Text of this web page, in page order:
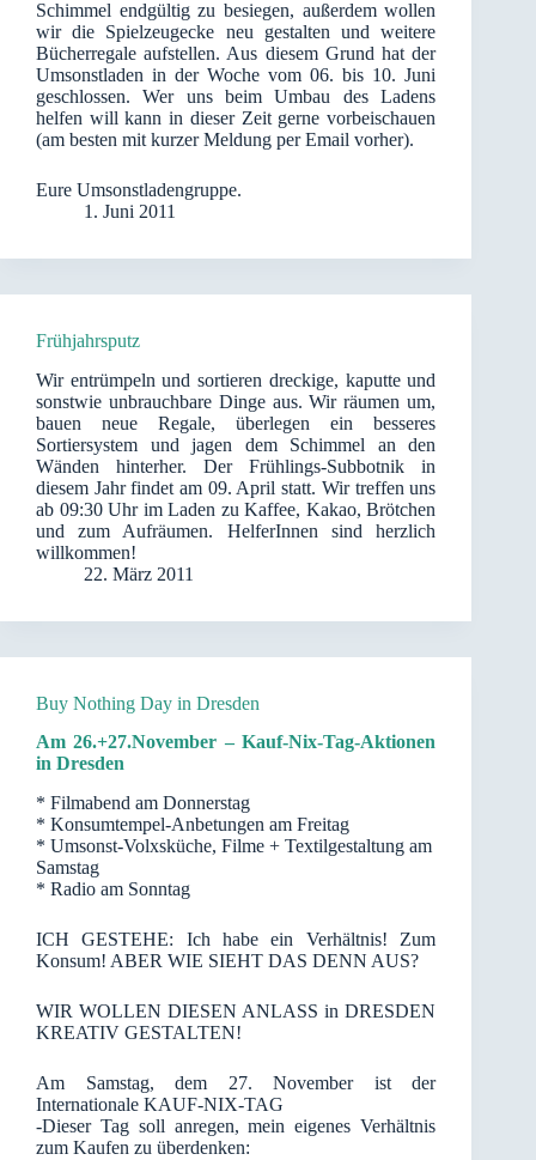
Schimmel endgültig zu besiegen, außerdem wollen
wir die Spielzeugecke neu gestalten und weitere
Bücherregale aufstellen. Aus diesem Grund hat der
Umsonstladen in der Woche vom 06. bis 10. Juni
geschlossen. Wer uns beim Umbau des Ladens
helfen will kann in dieser Zeit gerne vorbeischauen
(am besten mit kurzer Meldung per Email vorher).
Eure Umsonstladengruppe.
1. Juni 2011
Frühjahrsputz
Wir entrümpeln und sortieren dreckige, kaputte und
sonstwie unbrauchbare Dinge aus. Wir räumen um,
bauen neue Regale, überlegen ein besseres
Sortiersystem und jagen dem Schimmel an den
Wänden hinterher. Der Frühlings-Subbotnik in
diesem Jahr findet am 09. April statt. Wir treffen uns
ab 09:30 Uhr im Laden zu Kaffee, Kakao, Brötchen
und zum Aufräumen. HelferInnen sind herzlich
willkommen!
22. März 2011
Buy Nothing Day in Dresden
Am 26.+27.November – Kauf-Nix-Tag-Aktionen
in Dresden
* Filmabend am Donnerstag
* Konsumtempel-Anbetungen am Freitag
* Umsonst-Volxsküche, Filme + Textilgestaltung am
Samstag
* Radio am Sonntag
ICH GESTEHE: Ich habe ein Verhältnis! Zum
Konsum! ABER WIE SIEHT DAS DENN AUS?
WIR WOLLEN DIESEN ANLASS in DRESDEN
KREATIV GESTALTEN!
Am Samstag, dem 27. November ist der
Internationale KAUF-NIX-TAG
-Dieser Tag soll anregen, mein eigenes Verhältnis
zum Kaufen zu überdenken: